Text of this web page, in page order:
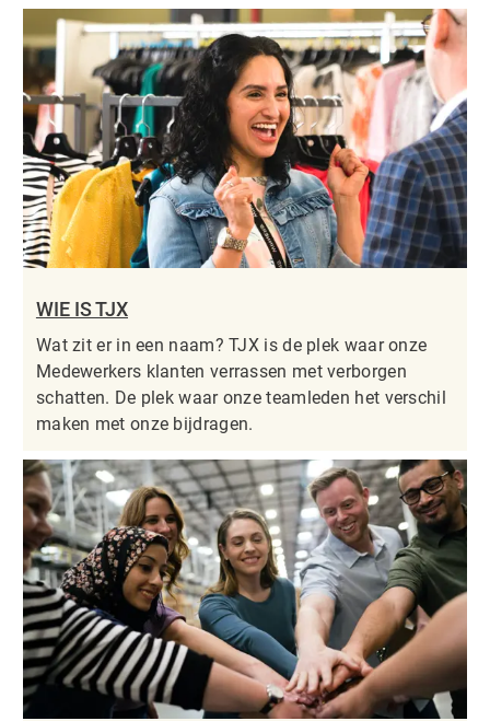
WIE IS TJX
Wat zit er in een naam? TJX is de plek waar onze
Medewerkers klanten verrassen met verborgen
schatten. De plek waar onze teamleden het verschil
maken met onze bijdragen.